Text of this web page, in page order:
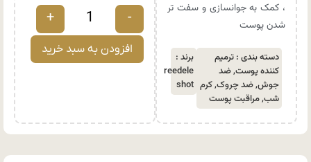
، کمک به جوانسازی و سفت تر
شدن پوست
دسته بندی : ترمیم
کننده پوست,ضد
جوش,ضد چروک,کرم
شب,مراقبت پوست
برند :
reedele
shot
-
+
افزودن به سبد خرید